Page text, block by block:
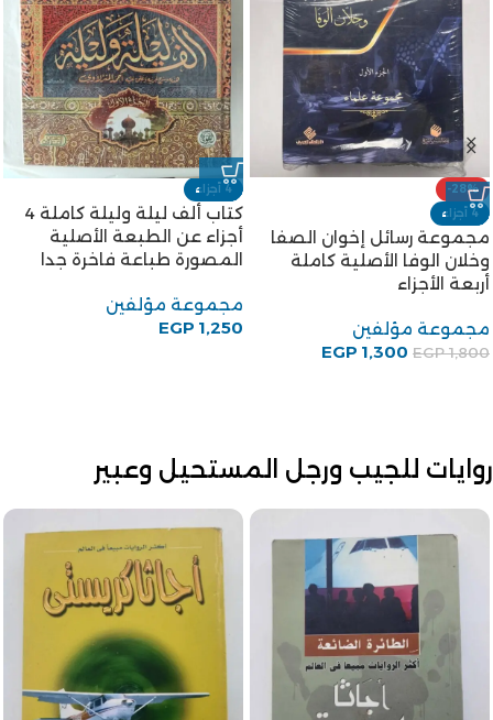
-28%
4 أجزاء
مجموعة رسائل إخوان الصفا
وخلان الوفا الأصلية كاملة
أربعة الأجزاء
مجموعة مؤلفين
EGP1,800
EGP 1,300
4 أجزاء
كتاب ألف ليلة وليلة كاملة 4
أجزاء عن الطبعة الأصلية
المصورة طباعة فاخرة جدا
مجموعة مؤلفين
EGP 1,250
روايات للجيب ورجل المستحيل وعبير